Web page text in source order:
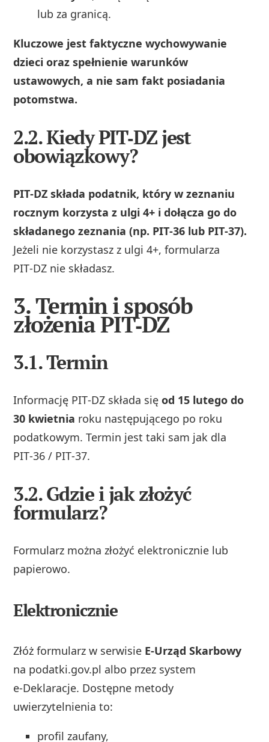
lub za granicą.
Kluczowe jest faktyczne wychowywanie
dzieci oraz spełnienie warunków
ustawowych, a nie sam fakt posiadania
potomstwa.
2.2. Kiedy PIT‑DZ jest
obowiązkowy?
PIT‑DZ składa podatnik, który w zeznaniu
rocznym korzysta z ulgi 4+ i dołącza go do
składanego zeznania (np. PIT‑36 lub PIT‑37).
Jeżeli nie korzystasz z ulgi 4+, formularza
PIT‑DZ nie składasz.
3. Termin i sposób
złożenia PIT‑DZ
3.1. Termin
Informację PIT‑DZ składa sięod 15 lutego do
30 kwietnia roku następującego po roku
podatkowym. Termin jest taki sam jak dla
PIT‑36 / PIT‑37.
3.2. Gdzie i jak złożyć
formularz?
Formularz można złożyć elektronicznie lub
papierowo.
Elektronicznie
Złóż formularz w serwisie E‑Urząd Skarbowy
na podatki.gov.pl albo przez system
e‑Deklaracje. Dostępne metody
uwierzytelnienia to:
profil zaufany,